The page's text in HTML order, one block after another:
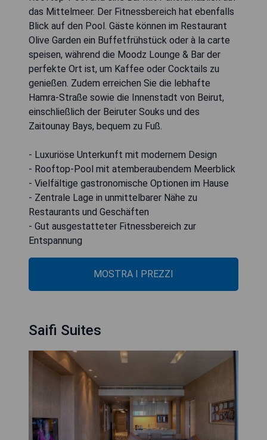
das Mittelmeer. Der Fitnessbereich hat ebenfalls
Blick auf den Pool. Gäste können im Restaurant
Olive Garden ein Buffetfrühstück oder à la carte
speisen, während die Moodz Lounge & Bar der
perfekte Ort ist, um Kaffee oder Cocktails zu
genießen. Zudem erreichen Sie die lebhafte
Hamra-Straße sowie die Innenstadt von Beirut,
einschließlich der Beiruter Souks und des
Zaitounay Bays, bequem zu Fuß.
- Luxuriöse Unterkunft mit modernem Design
- Rooftop-Pool mit atemberaubendem Meerblick
- Vielfältige gastronomische Optionen im Hause
- Zentrale Lage in unmittelbarer Nähe zu
Restaurants und Geschäften
- Gut ausgestatteter Fitnessbereich zur
Entspannung
MOSTRA I PREZZI
Saifi Suites